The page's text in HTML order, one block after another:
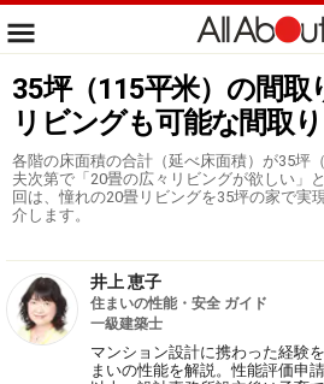
35坪（115平米）の間取
リビングも可能な間取り
各階の床面積の合計（延べ床面積）が35坪
夫次第で「20畳の広々リビングが欲しい」
回は、憧れの20畳リビングを35坪の家で実
介します。
井上 恵子
住まいの性能・安全 ガイド
一級建築士
マンション設計に携わった経験
まいの性能を解説。性能評価申